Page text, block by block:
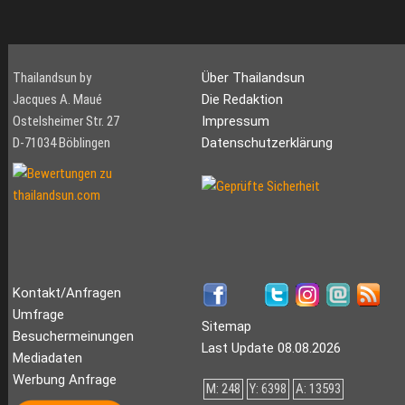
Thailandsun by
Jacques A. Maué
Ostelsheimer Str. 27
D-71034 Böblingen
Über Thailandsun
Die Redaktion
Impressum
Datenschutzerklärung
Kontakt/Anfragen
Umfrage
Besuchermeinungen
Mediadaten
Werbung Anfrage
Sitemap
Last Update 08.08.2026
M: 248 Y: 6398 A: 13593